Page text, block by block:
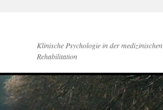
Klinische Psychologie in der medizinischen
Rehabilitation